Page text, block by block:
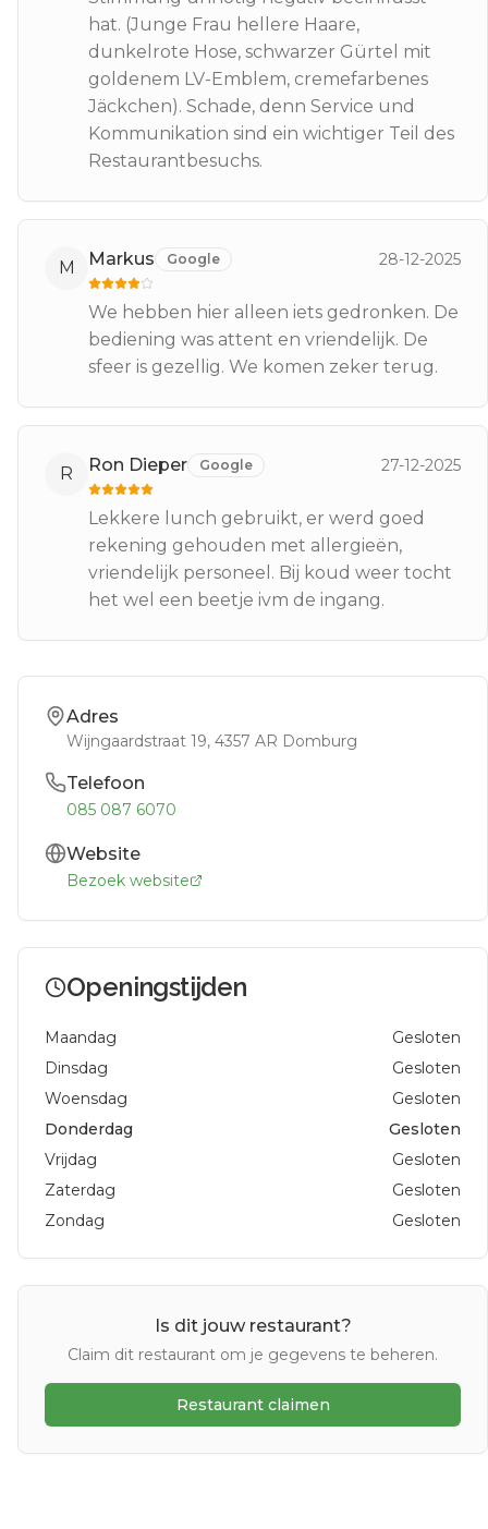
hat. (Junge Frau hellere Haare,
dunkelrote Hose, schwarzer Gürtel mit
goldenem LV-Emblem, cremefarbenes
Jäckchen). Schade, denn Service und
Kommunikation sind ein wichtiger Teil des
Restaurantbesuchs.
M Markus Google 28-12-2025
We hebben hier alleen iets gedronken. De
bediening was attent en vriendelijk. De
sfeer is gezellig. We komen zeker terug.
R Ron Dieper Google 27-12-2025
Lekkere lunch gebruikt, er werd goed
rekening gehouden met allergieën,
vriendelijk personeel. Bij koud weer tocht
het wel een beetje ivm de ingang.
Adres
Wijngaardstraat 19, 4357 AR Domburg
Telefoon
085 087 6070
Website
Bezoek website
Openingstijden
Maandag
Gesloten
Dinsdag
Gesloten
Woensdag
Gesloten
Donderdag
Gesloten
Vrijdag
Gesloten
Zaterdag
Gesloten
Zondag
Gesloten
Is dit jouw restaurant?
Claim dit restaurant om je gegevens te beheren.
Restaurant claimen